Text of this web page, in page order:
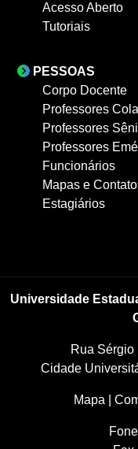
Acesso Aberto
Tutoriais
PESSOAS
Corpo Docente
Professores
Professores
Professores
Funcionários
Mapas e
Estagiários
Universidade
Rua
Cidade
Mapa